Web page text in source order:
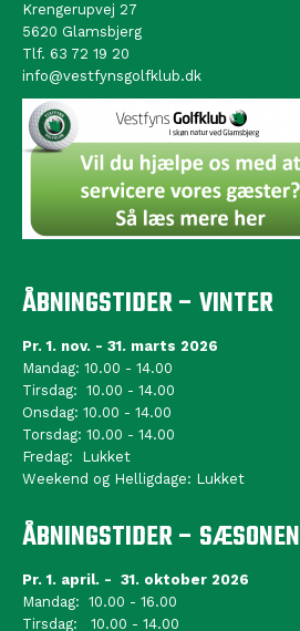
Krengerupvej 27
5620 Glamsbjerg
Tlf. 63 72 19 20
info@vestfynsgolfklub.dk
ÅBNINGSTIDER – VINTER
Pr. 1. nov. - 31. marts 2026
Mandag: 10.00 - 14.00
Tirsdag: 10.00 - 14.00
Onsdag: 10.00 - 14.00
Torsdag: 10.00 - 14.00
Fredag: Lukket
Weekend og Helligdage: Lukket
ÅBNINGSTIDER – SÆSONEN
Pr. 1. april. - 31. oktober 2026
Mandag: 10.00 - 16.00
Tirsdag: 10.00 - 14.00